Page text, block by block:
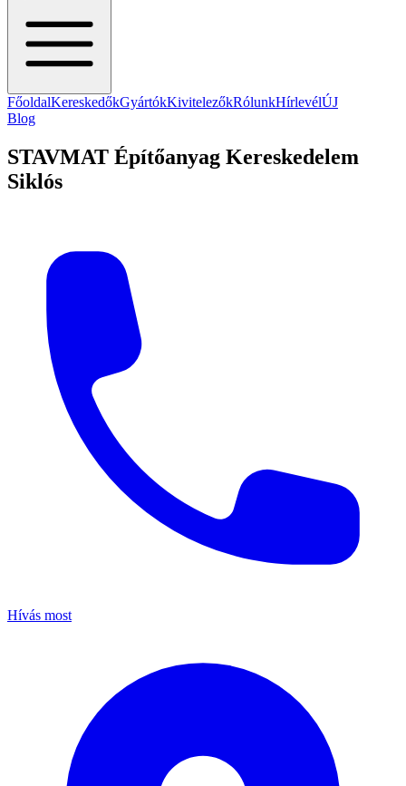
FőoldalKereskedőkGyártókKivitelezőkRólunkHírlevélÚJ
Blog
STAVMAT Építőanyag Kereskedelem
Siklós
Hívás most